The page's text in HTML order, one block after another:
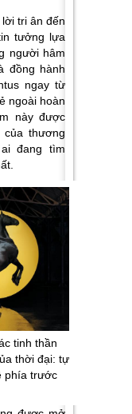
tri ân đến
tưởng lựa
người hâm
đồng hành
ngay từ
ngoài hoàn
này được
thương
đang tìm
tinh thần
thời đại: tự
phía trước